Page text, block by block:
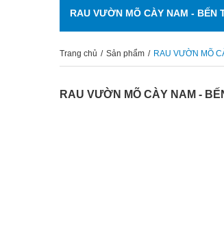
RAU VƯỜN MÕ CÀY NAM - BẾN
Trang chủ / Sản phẩm / RAU VƯỜN MÕ
RAU VƯỜN MÕ CÀY NAM -